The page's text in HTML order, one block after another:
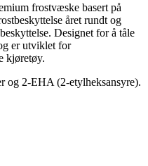
frostvæske basert på
året rundt og
Designet for å tåle
er utviklet for
kjøretøy.
og 2-EHA (2-etylheksansyre).